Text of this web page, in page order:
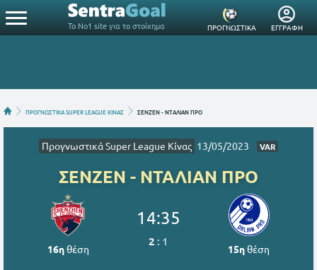
Το Νο1 site για το στοίχημα ΠΡΟΓΝΩΣΤΙΚΑ ΕΓΓΡΑΦΗ
ΠΡΟΓΝΩΣΤΙΚΑ SUPER LEAGUE ΚΙΝΑΣ ΣΕΝΖΕΝ - ΝΤΑΛΙΑΝ ΠΡΟ
Προγνωστικά Super League Κίνας 13/05/2023 VAR
ΣΕΝΖΕΝ - ΝΤΑΛΙΑΝ ΠΡΟ
16ηθέση
14:35
2 : 1
15ηθέση